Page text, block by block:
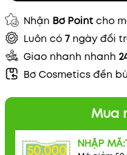
Nhận Bơ Point cho
Luôn có 7 ngày đổi
Giao nhanh nhanh
Bơ Cosmetics đền bù
Mua
50.000
NHẬP